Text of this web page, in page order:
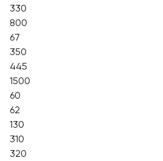
330
800
67
350
445
1500
60
62
130
310
320